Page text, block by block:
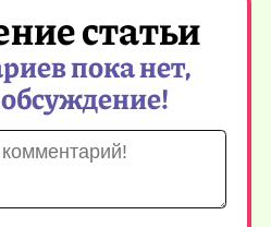
статьи
пока нет,